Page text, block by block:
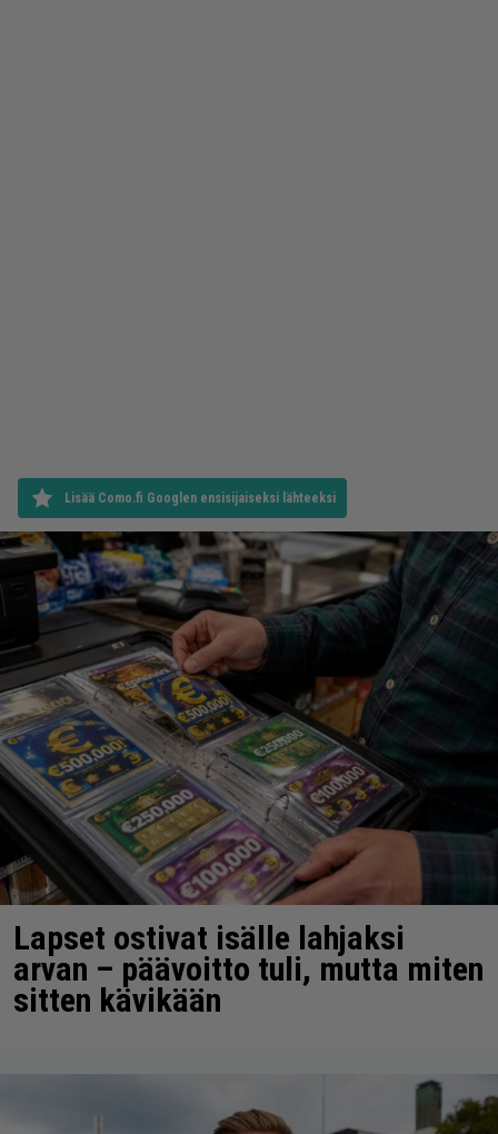
Lisää Como.fi Googlen ensisijaiseksi lähteeksi
Lapset ostivat isälle lahjaksi
arvan – päävoitto tuli, mutta miten
sitten kävikään